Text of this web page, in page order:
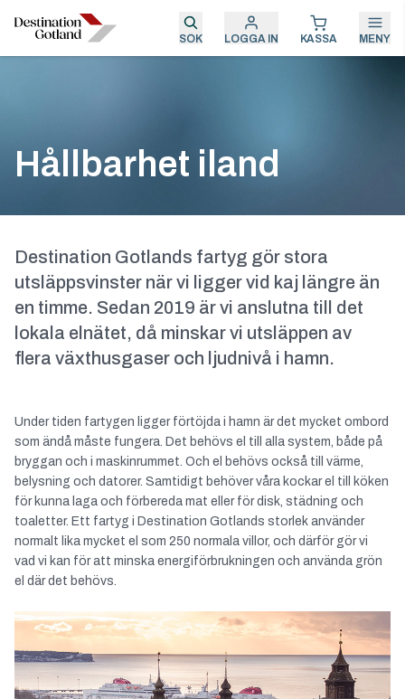
SÖK LOGGA IN KASSA MENY
Hållbarhet iland
Destination Gotlands fartyg gör stora
utsläppsvinster när vi ligger vid kaj längre än
en timme. Sedan 2019 är vi anslutna till det
lokala elnätet, då minskar vi utsläppen av
flera växthusgaser och ljudnivå i hamn.
Under tiden fartygen ligger förtöjda i hamn är det mycket ombord
som ändå måste fungera. Det behövs el till alla system, både på
bryggan och i maskinrummet. Och el behövs också till värme,
belysning och datorer. Samtidigt behöver våra kockar el till köken
för kunna laga och förbereda mat eller för disk, städning och
toaletter. Ett fartyg i Destination Gotlands storlek använder
normalt lika mycket el som 250 normala villor, och därför gör vi
vad vi kan för att minska energiförbrukningen och använda grön
el där det behövs.